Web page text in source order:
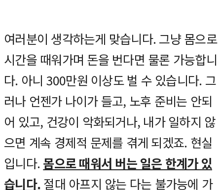
여러분이 생각하는게 맞습니다. 그냥 몸으로
시간을 때워가며 돈을 번다면 물론 가능합니
다. 아니 300만원 이상도 벌 수 있습니다. 그
러나 언젠가 나이가 들고, 노후 준비는 안되
어 있고, 건강이 악화되거나, 내가 일하지 않
으면 계속 경제적 문제를 겪게 되겠죠. 현실
입니다. 몸으로 때워서 버는 일은 한계가 있
습니다.절대 아프지 않는 다는 불가능에 가